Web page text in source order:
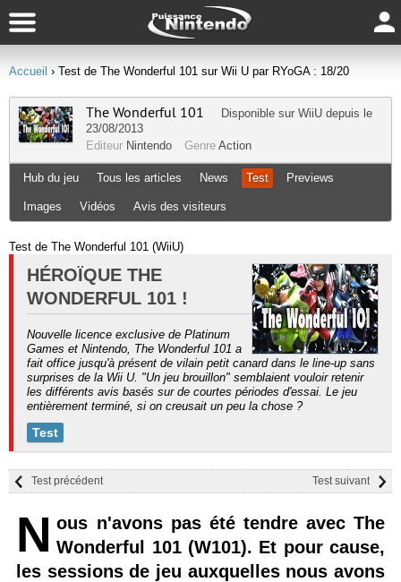
Accueil › Test de The Wonderful 101 sur Wii U par RYoGA : 18/20
The Wonderful 101 Disponible sur WiiU depuis le
23/08/2013
Editeur Nintendo Genre Action
Hub du jeu Tous les articles News Test Previews
Images Vidéos Avis des visiteurs
Test de The Wonderful 101 (WiiU)
HÉROÏQUE THE
WONDERFUL 101 !
Nouvelle licence exclusive de Platinum
Games et Nintendo, The Wonderful 101 a
fait office jusqu'à présent de vilain petit canard dans le line-up sans
surprises de la Wii U. "Un jeu brouillon" semblaient vouloir retenir
les différents avis basés sur de courtes périodes d'essai. Le jeu
entièrement terminé, si on creusait un peu la chose ?
Test
Test suivant
Test précédent
N ous n'avons pas été tendre avec The
Wonderful 101 (W101). Et pour cause,
les sessions de jeu auxquelles nous avons